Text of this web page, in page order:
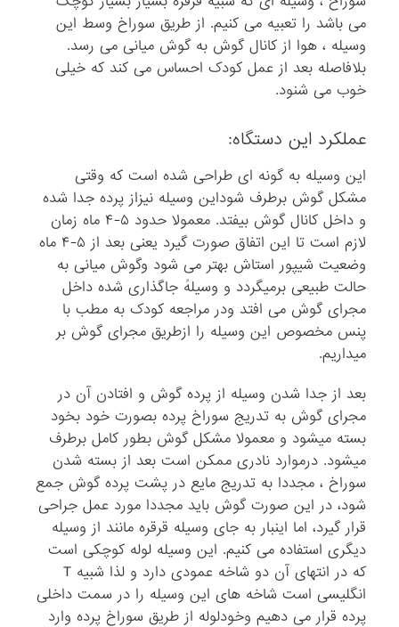
می باشد را تعبیه می کنیم. از طریق سوراخ وسط این
وسیله ، هوا از کانال گوش به گوش میانی می رسد.
بلافاصله بعد از عمل کودک احساس می کند که خیلی
خوب می شنود.
عملکرد این دستگاه:
این وسیله به گونه ای طراحی شده است که وقتی
مشکل گوش برطرف شوداین وسیله نیزاز پرده جدا شده
و داخل کانال گوش بیفتد. معمولا حدود ۵-۴ ماه زمان
لازم است تا این اتفاق صورت گیرد یعنی بعد از ۵-۴ ماه
وضعیت شیپور استاش بهتر می شود وگوش میانی به
حالت طبیعی برمیگردد و وسیلهُ جاگذاری شده داخل
مجرای گوش می افتد ودر مراجعه کودک به مطب با
پنس مخصوص این وسیله را ازطریق مجرای گوش بر
میداریم.
بعد از جدا شدن وسیله از پرده گوش و افتادن آن در
مجرای گوش به تدریج سوراخ پرده بصورت خود بخود
بسته میشود و معمولا مشکل گوش بطور کامل برطرف
میشود. درموارد نادری ممکن است بعد از بسته شدن
سوراخ ، مجددا به تدریج مایع در پشت پرده گوش جمع
شود، در این صورت گوش باید مجددا مورد عمل جراحی
قرار گیرد، اما اینبار به جای وسیله قرقره مانند از وسیله
دیگری استفاده می کنیم. این وسیله لوله کوچکی است
که در انتهای آن دو شاخه عمودی دارد و لذا شبیه ‏‏‏T
انگلیسی است شاخه های این وسیله را در سمت داخلی
پرده قرار می دهیم وخودلوله از طریق سوراخ پرده وارد